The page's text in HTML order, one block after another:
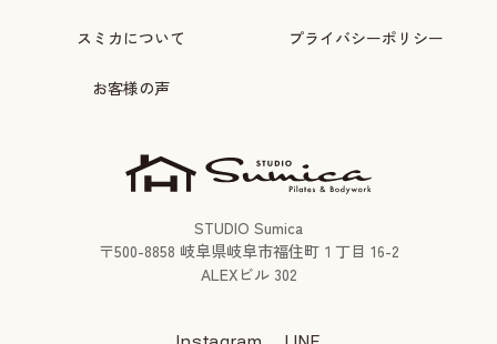
スミカについて
お客様の声
プライバシーポリシー
STUDIO Sumica
〒500-8858 岐阜県岐阜市福住町１丁目 16-2
ALEXビル 302